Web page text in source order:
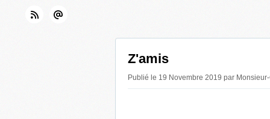
Z'amis
Publié le 19 Novembre 2019 par